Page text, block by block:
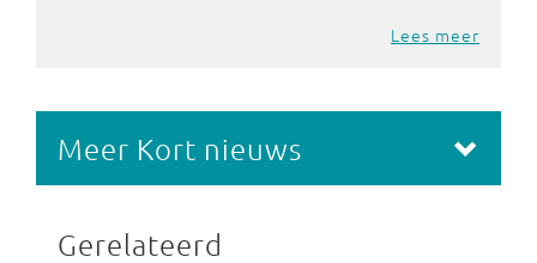
Lees meer
Meer Kort nieuws
Gerelateerd